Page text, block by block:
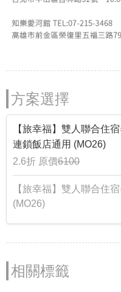
方案選擇
【旅幸福】雙人聯合住
連鎖飯店通用 (MO26)
2.6折 原價6100
【旅幸福】雙人聯合住
(MO26)
相關標籤